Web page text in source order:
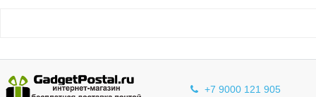
+7 9000 121 905